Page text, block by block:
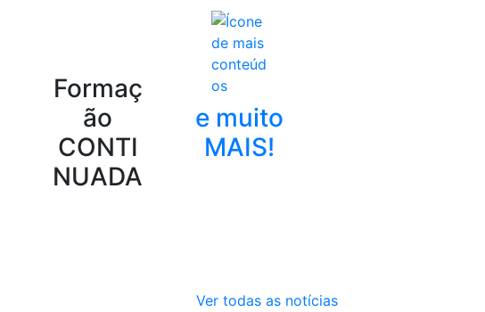
Formaç
ão
CONTI
NUADA
e muito
MAIS!
Ver todas as notícias